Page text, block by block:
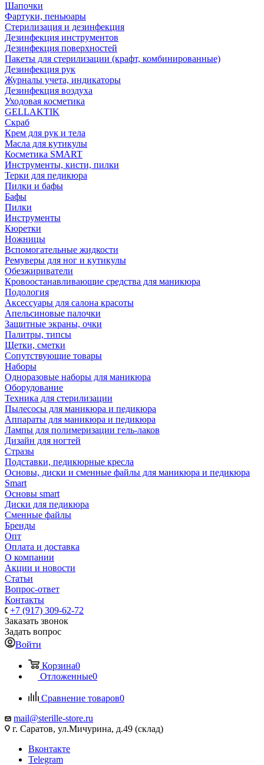
Шапочки
Фартуки, пеньюары
Стерилизация и дезинфекция
Дезинфекция инструментов
Дезинфекция поверхностей
Пакеты для стерилизации (крафт, комбинированные)
Дезинфекция рук
Журналы учета, индикаторы
Дезинфекция воздуха
Уходовая косметика
GELLAKTIK
Скраб
Крем для рук и тела
Масла для кутикулы
Косметика SMART
Инструменты, кисти, пилки
Терки для педикюра
Пилки и бафы
Бафы
Пилки
Инструменты
Кюретки
Ножницы
Вспомогательные жидкости
Ремуверы для ног и кутикулы
Обезжириватели
Кровоостанавливающие средства для маникюра
Подология
Аксессуары для салона красоты
Апельсиновые палочки
Защитные экраны, очки
Палитры, типсы
Щетки, сметки
Сопутствующие товары
Наборы
Одноразовые наборы для маникюра
Оборудование
Техника для стерилизации
Пылесосы для маникюра и педикюра
Аппараты для маникюра и педикюра
Лампы для полимеризации гель-лаков
Дизайн для ногтей
Стразы
Подставки, педикюрные кресла
Основы, диски и сменные файлы для маникюра и педикюра
Smart
Основы smart
Диски для педикюра
Сменные файлы
Бренды
Опт
Оплата и доставка
О компании
Акции и новости
Статьи
Вопрос-ответ
Контакты
+7 (917) 309-62-72
Заказать звонок
Задать вопрос
Войти
Корзина0
Отложенные0
Сравнение товаров0
mail@sterille-store.ru
г. Саратов, ул.Мичурина, д.49 (склад)
Вконтакте
Telegram